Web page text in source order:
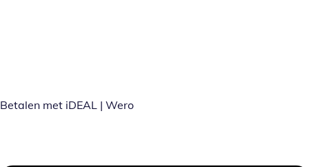
Betalen met iDEAL | Wero